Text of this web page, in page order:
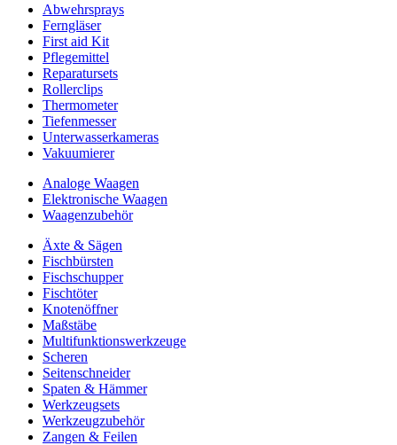
Abwehrsprays
Ferngläser
First aid Kit
Pflegemittel
Reparatursets
Rollerclips
Thermometer
Tiefenmesser
Unterwasserkameras
Vakuumierer
Analoge Waagen
Elektronische Waagen
Waagenzubehör
Äxte & Sägen
Fischbürsten
Fischschupper
Fischtöter
Knotenöffner
Maßstäbe
Multifunktionswerkzeuge
Scheren
Seitenschneider
Spaten & Hämmer
Werkzeugsets
Werkzeugzubehör
Zangen & Feilen